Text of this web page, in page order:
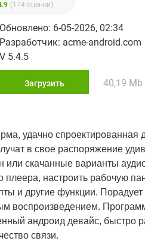
(174 оценки)
Обновлено: 6-05-2026, 02:34
Разработчик: acme-android.com
V 5.4.5
Загрузить 40,19 Mb
удачно
в свое распоряжение
или скачанные варианты
плеера, настроить рабочую
и другие функции.
воспроизведением.
андроид девайс, быстро
связи.